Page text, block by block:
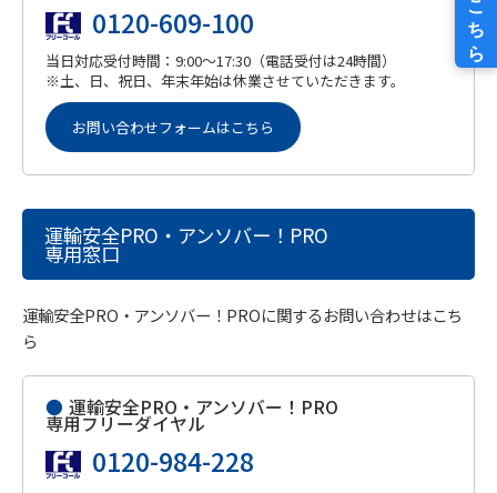
0120-609-100
当日対応受付時間：9:00～17:30（電話受付は24時間）
※土、日、祝日、年末年始は休業させていただきます。
お問い合わせフォームはこちら
運輸安全PRO・アンソバー！PRO
専用窓口
運輸安全PRO・アンソバー！PROに関するお問い合わせはこち
ら
● 運輸安全PRO・アンソバー！PRO
専用フリーダイヤル
0120-984-228